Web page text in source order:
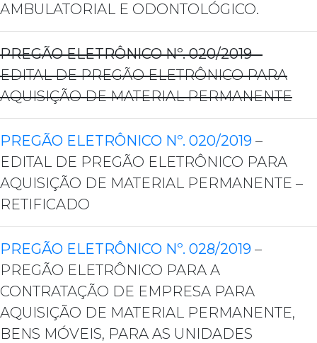
AMBULATORIAL E ODONTOLÓGICO.
PREGÃO ELETRÔNICO Nº. 020/2019–
EDITAL DE PREGÃO ELETRÔNICO PARA
AQUISIÇÃO DE MATERIAL PERMANENTE
PREGÃO ELETRÔNICO Nº. 020/2019 –
EDITAL DE PREGÃO ELETRÔNICO PARA
AQUISIÇÃO DE MATERIAL PERMANENTE –
RETIFICADO
PREGÃO ELETRÔNICO Nº. 028/2019 –
PREGÃO ELETRÔNICO PARA A
CONTRATAÇÃO DE EMPRESA PARA
AQUISIÇÃO DE MATERIAL PERMANENTE,
BENS MÓVEIS, PARA AS UNIDADES